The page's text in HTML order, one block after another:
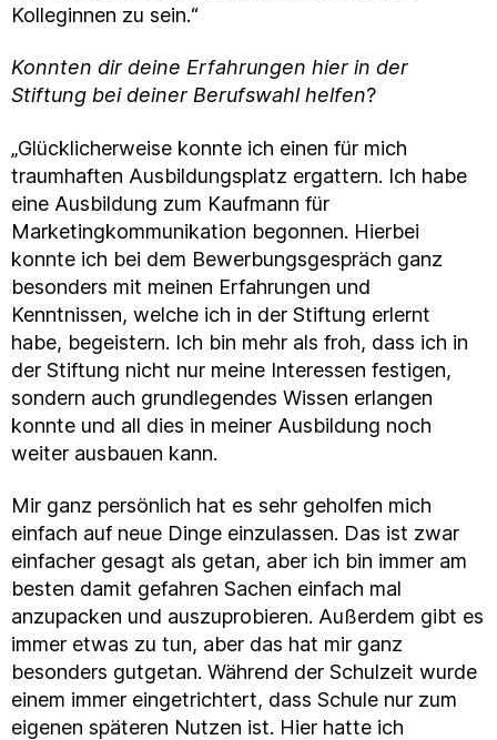
Kolleginnen zu sein.“
Konnten dir deine Erfahrungen hier in der
Stiftung bei deiner Berufswahl helfen?
„Glücklicherweise konnte ich einen für mich
traumhaften Ausbildungsplatz ergattern. Ich habe
eine Ausbildung zum Kaufmann für
Marketingkommunikation begonnen. Hierbei
konnte ich bei dem Bewerbungsgespräch ganz
besonders mit meinen Erfahrungen und
Kenntnissen, welche ich in der Stiftung erlernt
habe, begeistern. Ich bin mehr als froh, dass ich in
der Stiftung nicht nur meine Interessen festigen,
sondern auch grundlegendes Wissen erlangen
konnte und all dies in meiner Ausbildung noch
weiter ausbauen kann.
Mir ganz persönlich hat es sehr geholfen mich
einfach auf neue Dinge einzulassen. Das ist zwar
einfacher gesagt als getan, aber ich bin immer am
besten damit gefahren Sachen einfach mal
anzupacken und auszuprobieren. Außerdem gibt es
immer etwas zu tun, aber das hat mir ganz
besonders gutgetan. Während der Schulzeit wurde
einem immer eingetrichtert, dass Schule nur zum
eigenen späteren Nutzen ist. Hier hatte ich